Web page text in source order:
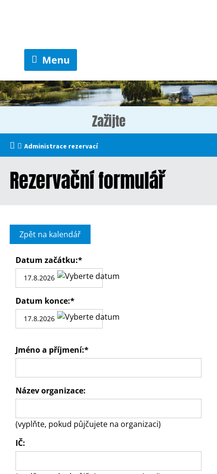
Menu
Zažijte
Administrace rezervací
Rezervační formulář
Zpět na kalendář
Datum začátku:*
Datum konce:*
Jméno a příjmení:*
Název organizace:
(vyplňte, pokud půjčujete na organizaci)
IČ: